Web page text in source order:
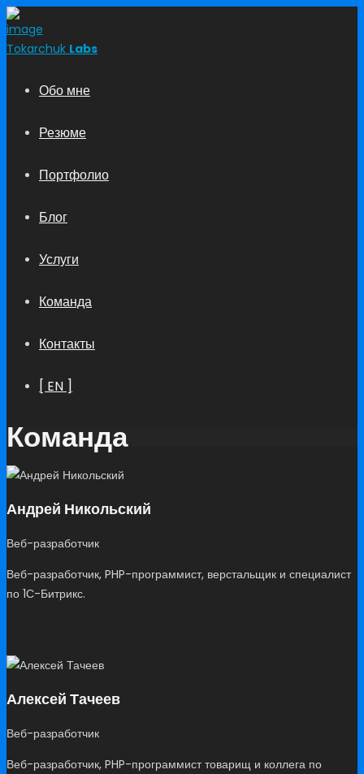
Tokarchuk Labs
Обо мне
Резюме
Портфолио
Блог
Услуги
Команда
Контакты
[ EN ]
Команда
Андрей Никольский
Веб-разработчик
Веб-разработчик, PHP-программист, верстальщик и специалист
по 1С-Битрикс.
Алексей Тачеев
Веб-разработчик
Веб-разработчик, PHP-программист товарищ и коллега по